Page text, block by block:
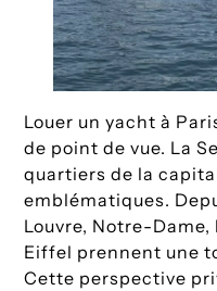
Louer un yacht à
de point de vue. La
quartiers de la
emblématiques.
Louvre, Notre-
Eiffel prennent une
Cette perspective